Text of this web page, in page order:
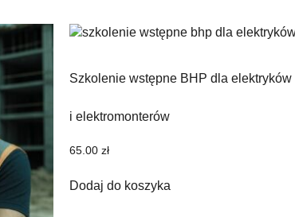
Szkolenie wstępne BHP dla elektryków
i elektromonterów
65.00 zł
Dodaj do koszyka